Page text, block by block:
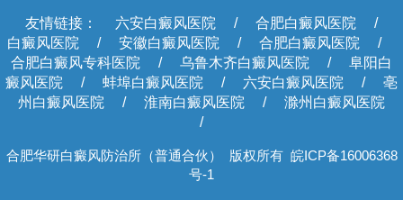
友情链接： 六安白癜风医院 / 合肥白癜风医院
/
白癜风医院
/ 安徽白癜风医院 / 合肥白癜风医院
/
合肥白癜风专科医院
/ 乌鲁木齐白癜风医院 /
阜阳白
癜风医院
/ 蚌埠白癜风医院 / 六安白癜风医院 /
亳
州白癜风医院
/ 淮南白癜风医院 /
滁州白癜风医院
/
合肥华研白癜风防治所（普通合伙） 版权所有 皖ICP备16006368
号-1